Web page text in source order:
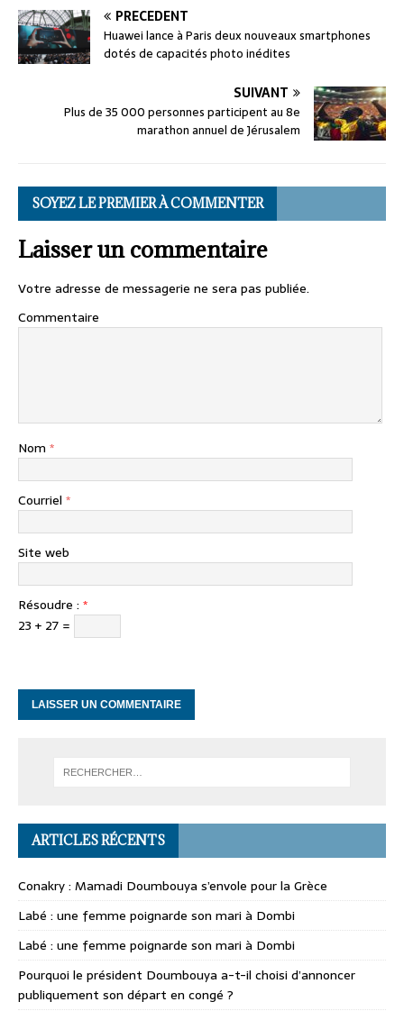
PRÉCÉDENT
Huawei lance à Paris deux nouveaux smartphones
dotés de capacités photo inédites
SUIVANT
Plus de 35 000 personnes participent au 8e
marathon annuel de Jérusalem
SOYEZ LE PREMIER À COMMENTER
Laisser un commentaire
Votre adresse de messagerie ne sera pas publiée.
Commentaire
Nom *
Courriel *
Site web
Résoudre : *
23 + 27 =
ARTICLES RÉCENTS
Conakry : Mamadi Doumbouya s’envole pour la Grèce
Labé : une femme poignarde son mari à Dombi
Labé : une femme poignarde son mari à Dombi
Pourquoi le président Doumbouya a-t-il choisi d’annoncer
publiquement son départ en congé ?